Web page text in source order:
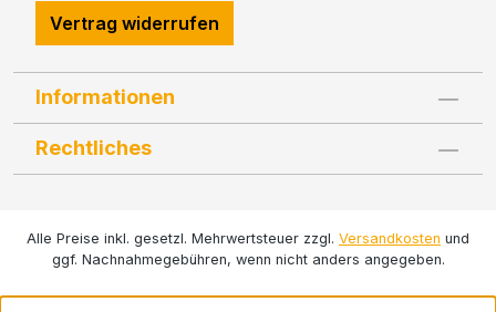
Vertrag widerrufen
Informationen
Rechtliches
Alle Preise inkl. gesetzl. Mehrwertsteuer zzgl. Versandkosten und
ggf. Nachnahmegebühren, wenn nicht anders angegeben.